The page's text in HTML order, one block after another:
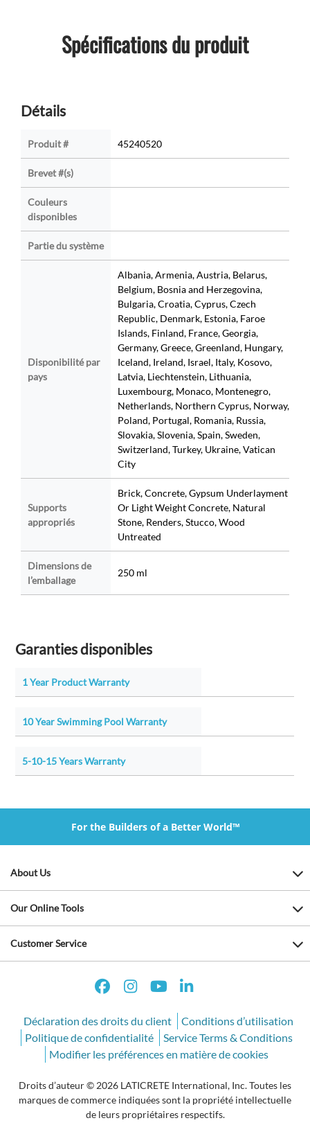
Spécifications du produit
Détails
Produit # 45240520
Brevet #(s)
Couleurs
disponibles
Partie du système
Disponibilité par
pays
Albania, Armenia, Austria, Belarus,
Belgium, Bosnia and Herzegovina,
Bulgaria, Croatia, Cyprus, Czech
Republic, Denmark, Estonia, Faroe
Islands, Finland, France, Georgia,
Germany, Greece, Greenland, Hungary,
Iceland, Ireland, Israel, Italy, Kosovo,
Latvia, Liechtenstein, Lithuania,
Luxembourg, Monaco, Montenegro,
Netherlands, Northern Cyprus, Norway,
Poland, Portugal, Romania, Russia,
Slovakia, Slovenia, Spain, Sweden,
Switzerland, Turkey, Ukraine, Vatican
City
Supports
appropriés
Brick, Concrete, Gypsum Underlayment
Or Light Weight Concrete, Natural
Stone, Renders, Stucco, Wood
Untreated
Dimensions de
l’emballage
250 ml
Garanties disponibles
1 Year Product Warranty
10 Year Swimming Pool Warranty
5-10-15 Years Warranty
For the Builders of a Better World™
About Us
Our Online Tools
Customer Service
Déclaration des droits du client
Conditions d’utilisation
Politique de confidentialité
Service Terms & Conditions
Modifier les préférences en matière de cookies
Droits d’auteur © 2026 LATICRETE International, Inc. Toutes les
marques de commerce indiquées sont la propriété intellectuelle
de leurs propriétaires respectifs.